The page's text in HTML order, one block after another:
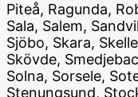
Piteå, Ragunda,
Sala, Salem,
Sjöbo, Skara,
Skövde,
Solna, Sorsele,
Stenungsund,